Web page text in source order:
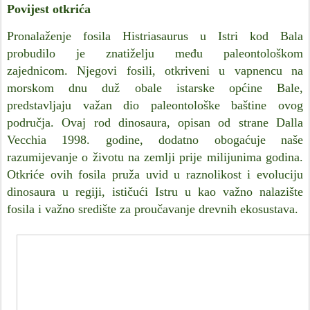
Povijest otkrića
Pronalaženje fosila Histriasaurus u Istri kod Bala
probudilo je znatiželju među paleontološkom
zajednicom. Njegovi fosili, otkriveni u vapnencu na
morskom dnu duž obale istarske općine Bale,
predstavljaju važan dio paleontološke baštine ovog
područja. Ovaj rod dinosaura, opisan od strane Dalla
Vecchia 1998. godine, dodatno obogaćuje naše
razumijevanje o životu na zemlji prije milijunima godina.
Otkriće ovih fosila pruža uvid u raznolikost i evoluciju
dinosaura u regiji, ističući Istru u kao važno nalazište
fosila i važno središte za proučavanje drevnih ekosustava.